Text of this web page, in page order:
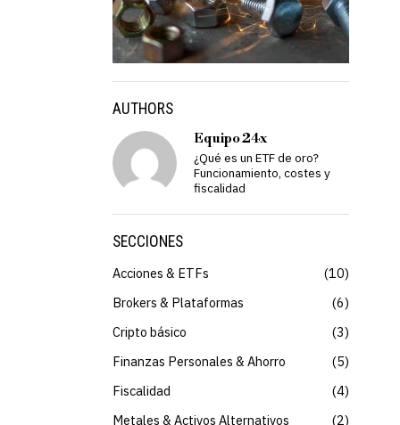
AUTHORS
Equipo 24x
¿Qué es un ETF de oro?
Funcionamiento, costes y
fiscalidad
SECCIONES
Acciones & ETFs
10
Brokers & Plataformas
6
Cripto básico
3
Finanzas Personales & Ahorro
5
Fiscalidad
4
Metales & Activos Alternativos
2